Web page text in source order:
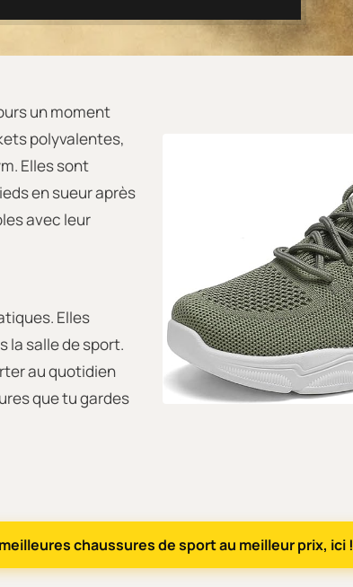
un moment
polyvalentes,
Elles sont
en sueur après
avec leur
Elles
la salle de sport.
au quotidien
que tu gardes
chaussures de sport au meilleur prix, ici !